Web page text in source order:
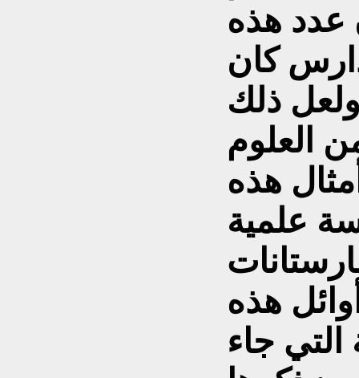
عدد هذه
كان
ولعل ذلك
العلوم
هذه
علمية
هذه
التي جاء